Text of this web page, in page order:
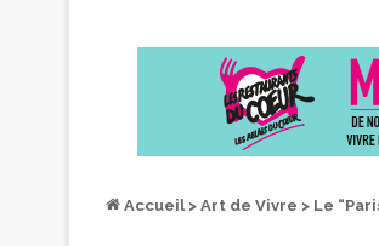
Accueil > Art de Vivre > Le